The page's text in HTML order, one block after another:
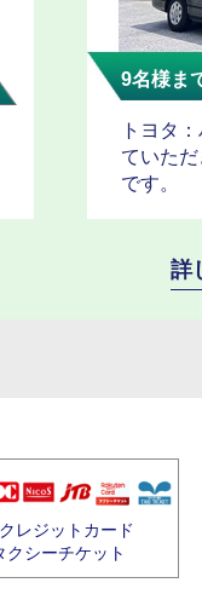
9名様ま
トヨタ
ていた
です。
詳
レジットカード
クシーチケット